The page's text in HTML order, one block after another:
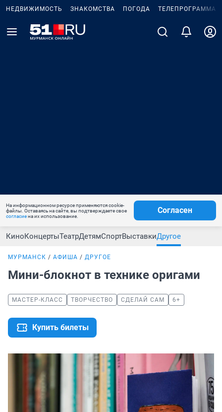
НЕДВИЖИМОСТЬ ЗНАКОМСТВА ПОГОДА ТЕЛЕПРОГРАММА
На информационном ресурсе применяются cookie-
файлы. Оставаясь на сайте, вы подтверждаете свое
согласиена их использование.
Согласен
КиноКонцертыТеатрДетямСпортВыставкиДругое
МУРМАНСК АФИША ДРУГОЕ
Мини-блокнот в технике оригами
МАСТЕР-КЛАСС ТВОРЧЕСТВО СДЕЛАЙ САМ 6+
Купить билеты